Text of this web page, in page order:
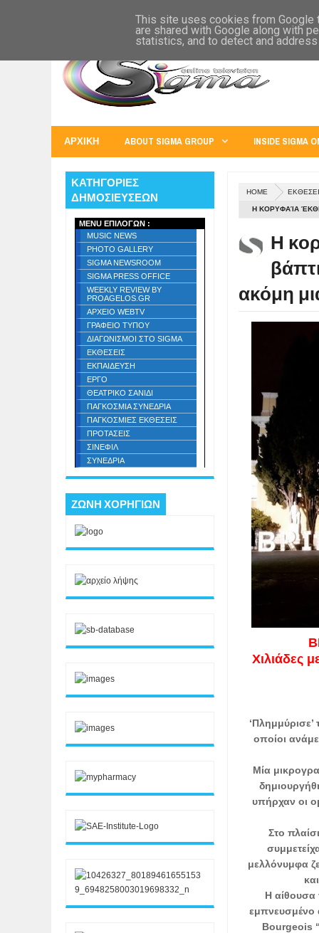
EUROPE U.S.A. AUSTRALIA
ΑΡΧΙΚΗ ABOUT SIGMA GROUP INSIDE SIGMA
HOME
Η ΚΟΡΥΦΑΊΑ
Η
ακόμη
Χιλιάδες
οποίοι
Μία
υπήρχαν οι
Στο
μελλόνυμφα
Η αίθουσα
εμπνευσμένο
Bourgeois
ΚΑΤΗΓΟΡΙΕΣ
ΔΗΜΟΣΙΕΥΣΕΩΝ
MENU ΕΠΙΛΟΓΩΝ :
MUSIC NEWS
PHOTO GALLERY
SIGMA NEWSROOM
SIGMA PRESS OFFICE
WEEKLY REVIEW BY
PROAGELOS.GR
ΑΡΧΕΙΟ WEBTV
ΓΡΑΦΕΙΟ ΤΥΠΟΥ
ΔΙΑΓΩΝΙΣΜΟΙ ΣΤΟ SIGMA
ΕΚΘΕΣΕΙΣ
ΕΚΠΑΙΔΕΥΣΗ
ΕΡΓΟ
ΘΕΑΤΡΙΚΟ ΣΑΝΙΔΙ
ΠΑΓΚΟΣΜΙΑ ΣΥΝΕΔΡΙΑ
ΠΑΓΚΟΣΜΙΕΣ ΕΚΘΕΣΕΙΣ
ΠΡΟΤΑΣΕΙΣ
ΣΙΝΕΦΙΛ
ΣΥΝΕΔΡΙΑ
ΖΩΝΗ ΧΟΡΗΓΙΩΝ
This site uses cookies from Google
are shared with Google along with
statistics, and to detect and